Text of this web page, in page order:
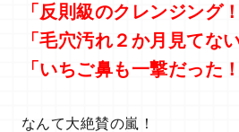
「反則級のクレンジング！
「毛穴汚れ２か月見てない
「いちご鼻も一撃だった！
なんて大絶賛の嵐！